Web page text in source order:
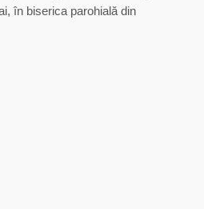
în biserica parohială din